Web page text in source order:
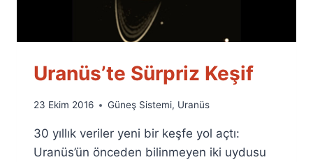
Uranüs’te Sürpriz Keşif
By
Fuat
Özyar
23 Ekim 2016 Güneş Sistemi, Uranüs
30 yıllık veriler yeni bir keşfe yol açtı:
Uranüs’ün önceden bilinmeyen iki uydusu